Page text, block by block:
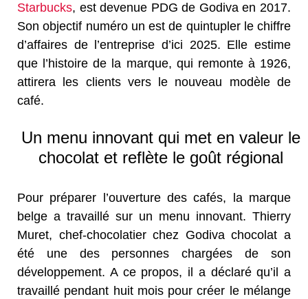
Starbucks, est devenue PDG de Godiva en 2017.
Son objectif numéro un est de quintupler le chiffre
d’affaires de l’entreprise d’ici 2025. Elle estime
que l’histoire de la marque, qui remonte à 1926,
attirera les clients vers le nouveau modèle de
café.
Un menu innovant qui met en valeur le
chocolat et reflète le goût régional
Pour préparer l’ouverture des cafés, la marque
belge a travaillé sur un menu innovant. Thierry
Muret, chef-chocolatier chez Godiva chocolat a
été une des personnes chargées de son
développement. A ce propos, il a déclaré qu’il a
travaillé pendant huit mois pour créer le mélange